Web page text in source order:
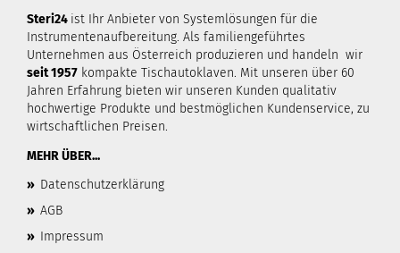
Steri24 ist Ihr Anbieter von Systemlösungen für die
Instrumentenaufbereitung. Als familiengeführtes
Unternehmen aus Österreich produzieren und handeln wir
seit 1957 kompakte Tischautoklaven. Mit unseren über 60
Jahren Erfahrung bieten wir unseren Kunden qualitativ
hochwertige Produkte und bestmöglichen Kundenservice, zu
wirtschaftlichen Preisen.
MEHR ÜBER...
» Datenschutzerklärung
» AGB
» Impressum